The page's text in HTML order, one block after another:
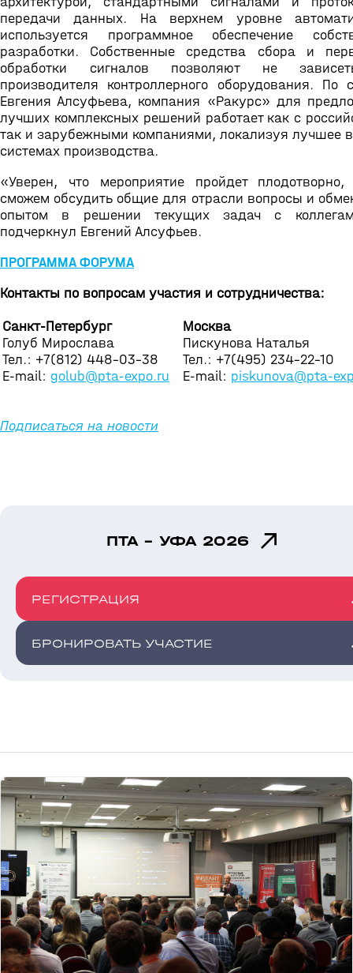
передачи данных. На верхнем уровне
используется программное обеспечение
разработки. Собственные средства сбора и
обработки сигналов позволяют не
производителя контроллерного оборудования. По
Евгения Алсуфьева, компания «Ракурс» для
лучших комплексных решений работает как с
так и зарубежными компаниями, локализуя лучшее
системах производства.
«Уверен, что мероприятие пройдет
сможем обсудить общие для отрасли вопросы и
опытом в решении текущих задач с
подчеркнул Евгений Алсуфьев.
ПРОГРАММА ФОРУМА
Контакты по вопросам участия и сотрудничества:
Санкт-Петербург
Голуб Мирослава
Тел.: +7(812) 448-03-38
E-mail: golub@pta-expo.ru
Москва
Пискунова Наталья
Тел.: +7(495) 234-22-10
E-mail: piskunova@pta-
Подписаться на новости
ПТА - УФА 2026
РЕГИСТРАЦИЯ
БРОНИРОВАТЬ УЧАСТИЕ